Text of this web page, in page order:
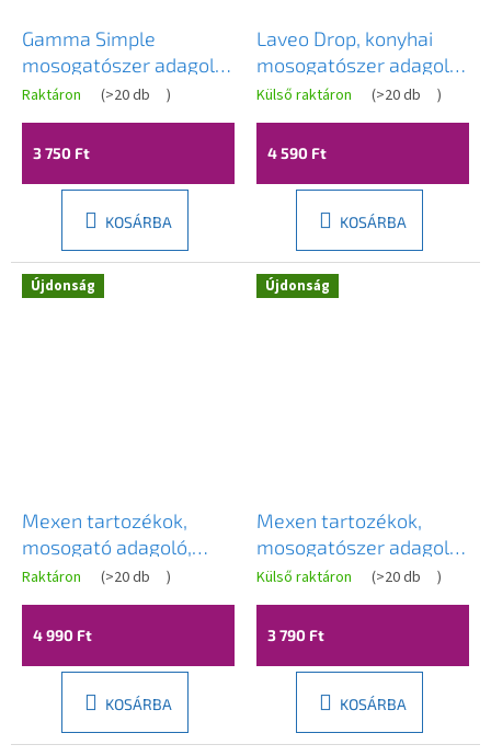
Gamma Simple
mosogatószer adagoló
mosogatóhoz 400ml,
szürke, GMA-DOZ-GPG
Raktáron (>20 db )
3 750 Ft
KOSÁRBA
Laveo Drop, konyhai
mosogatószer adagoló
500ml, acél, LAV-
OKD_231T
Külső raktáron (>20 db )
4 590 Ft
KOSÁRBA
Újdonság
Mexen tartozékok,
mosogató adagoló,
rózsaszín-arany,
6601320-60
Raktáron (>20 db )
4 990 Ft
KOSÁRBA
Újdonság
Mexen tartozékok,
mosogatószer adagoló
mosogatóhoz, króm,
6601320-00
Külső raktáron (>20 db )
3 790 Ft
KOSÁRBA